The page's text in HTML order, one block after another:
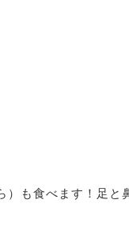
も食べます！足と